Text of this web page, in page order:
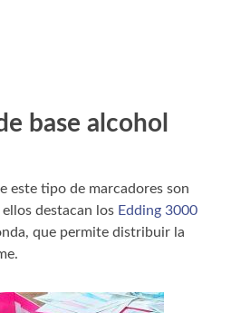
base alcohol
este tipo de marcadores son
destacan los Edding 3000
que permite distribuir la